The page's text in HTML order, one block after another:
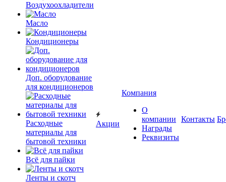
Воздухоохладители
Масло
Кондиционеры
Доп. оборудование
для кондиционеров
Расходные
материалы для
бытовой техники
Всё для пайки
Ленты и скотч
Акции
Компания
О
компании
Награды
Реквизиты
Контакты